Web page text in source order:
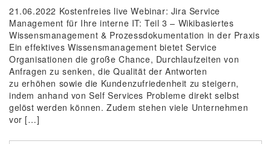
21.06.2022 Kostenfreies live Webinar: Jira Service
Management für Ihre interne IT: Teil 3 – Wikibasiertes
Wissensmanagement & Prozessdokumentation in der Praxis
Ein effektives Wissensmanagement bietet Service
Organisationen die große Chance, Durchlaufzeiten von
Anfragen zu senken, die Qualität der Antworten
zu erhöhen sowie die Kundenzufriedenheit zu steigern,
indem anhand von Self Services Probleme direkt selbst
gelöst werden können. Zudem stehen viele Unternehmen
vor […]